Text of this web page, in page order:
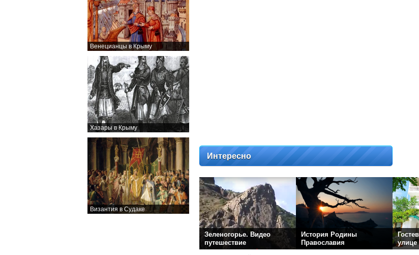
Венецианцы в Крыму
Хазары в Крыму
Византия в Судаке
Интересно
Зеленогорье. Видео
путешествие
История Родины
Православия
улице